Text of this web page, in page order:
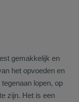
gemakkelijk en
het opvoeden en
lopen, op
zijn. Het is een